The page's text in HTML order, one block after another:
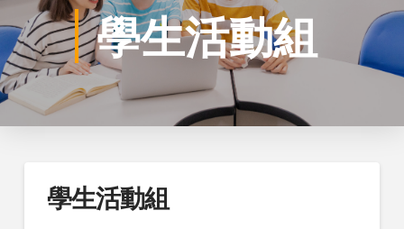
學生活動組
學生活動組